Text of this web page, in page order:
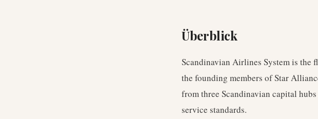
Überblick
Scandinavian Airlines System is the
the founding members of Star
from three Scandinavian capital
service standards.